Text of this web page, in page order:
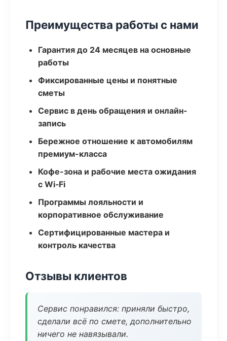
Преимущества работы с нами
Гарантия до 24 месяцев на основные
работы
Фиксированные цены и понятные
сметы
Сервис в день обращения и онлайн-
запись
Бережное отношение к автомобилям
премиум-класса
Кофе-зона и рабочие места ожидания
с Wi‑Fi
Программы лояльности и
корпоративное обслуживание
Сертифицированные мастера и
контроль качества
Отзывы клиентов
Сервис понравился: приняли быстро,
сделали всё по смете, дополнительно
ничего не навязывали.